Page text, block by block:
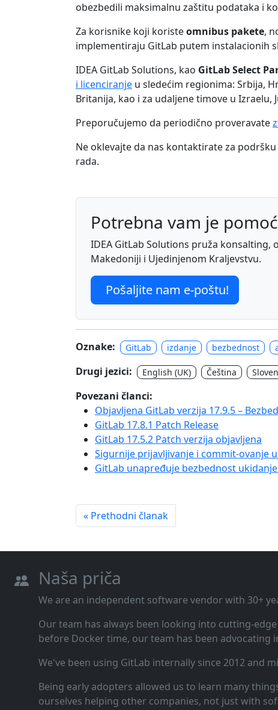
obezbedili maksimalnu zaštitu podataka i
Za korisnike koji koristeomnibus pakete,
implementiraju GitLab putem instalacionih
IDEA GitLab Solutions, kao GitLab Select
i licenciranje u sledećim regionima: Srbija,
Britanija, kao i za udaljene timove u Izraelu,
Preporučujemo da periodično proveravate
Ne oklevajte da nas kontaktirate za
rada.
Potrebna vam je
IDEA GitLab Solutions pruža konsalting,
Makedoniji i Ujedinjenom Kraljevstvu.
Pošaljite nam e-poštu!
Oznake: GitLab izdanje bezbednost
Drugi jezici: English (UK) Čeština
Povezani članci:
Objavljena GitLab verzija 17.9.5 –
GitLab 17.8.1 Patch Release
GitLab 17.5.2 Patch verzija objavljena
Sigurnije prijavljivanje i commit-ovanje
GitLab unapređuje bezbednost
« Prethodni članak
Naša priča
We are an independent software vendor with 30+
Our team has always been looking into
before Docker time, our team has been advocating
We've been using GitLab internally since 2012 and
Being early adopters allowed us to learn many
ourselves helping other companies, not just with